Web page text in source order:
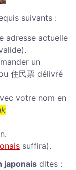
suivants :
adresse actuelle
un
住民票 délivré
votre nom en
suffira).
japonais dites :